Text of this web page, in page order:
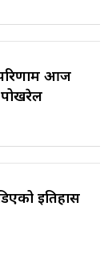
परिणाम आज
पोखरेल
इतिहास